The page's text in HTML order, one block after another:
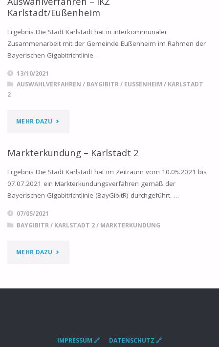
KOOPERATIONSVERTRAG
–
IKZ
Karlstadt/Eußenheim
Ergebnis Die Stadt Karlstadt hat in interkommunaler
Zusammenarbeit mit der Gemeinde Eußenheim im Rahmen der
Bayerischen Gigabitrichtlinie …
13/10/2021
AUSWAHLVERFAHREN / BAYGIBITR/ EUSSENHEIM / KARLSTADT
2
MEHR DAZU "AUSWAHLVERFAHREN
Markterkundung – Karlstadt 2
Ergebnis Die Stadt Karlstadt hat im Zeitraum vom 10.05.2021 bis
07.07.2021 ein Markterkundungsverfahren gemäß der
Bayerischen Gigabitrichtlinie (BayGibitR) durchgeführt. …
07/05/2021
BAYGIBITR/ KARLSTADT 2/ MARKTERKUNDUNG
MEHR DAZU "MARKTERKUNDUNG
KARLSTADT
IMPRESSUM 🔗 DATENSCHUTZ 🔗